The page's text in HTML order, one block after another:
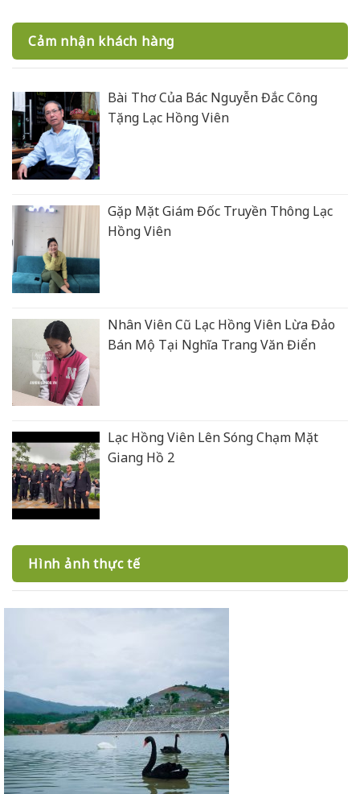
Cảm nhận khách hàng
Bài Thơ Của Bác Nguyễn Đắc Công
Tặng Lạc Hồng Viên
Gặp Mặt Giám Đốc Truyền Thông Lạc
Hồng Viên
Nhân Viên Cũ Lạc Hồng Viên Lừa Đảo
Bán Mộ Tại Nghĩa Trang Văn Điển
Lạc Hồng Viên Lên Sóng Chạm Mặt
Giang Hồ 2
Hình ảnh thực tế